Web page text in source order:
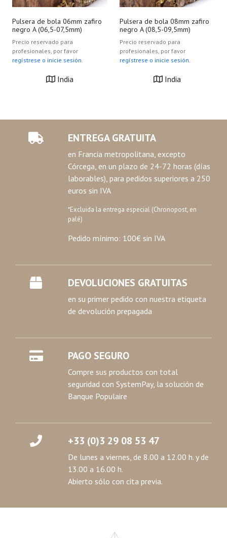
Pulsera de bola 06mm zafiro
negro A (06,5-07,5mm)
Precio reservado para
profesionales, por favor
regístrese o inicie sesión.
India
Pulsera de bola 08mm zafiro
negro A (08,5-09,5mm)
Precio reservado para
profesionales, por favor
regístrese o inicie sesión.
India
ENTREGA GRATUITA
en Francia metropolitana, excepto
Córcega, en un plazo de 24-72 horas (días
laborables), para pedidos superiores a 250
euros sin IVA
*Excluida la entrega especial (Chronopost, en
palé)
Pedido mínimo: 100€ sin IVA
DEVOLUCIONES GRATUITAS
en su primer pedido con nuestra etiqueta
de devolución prepagada
PAGO SEGURO
Compre sus productos con total
seguridad con SystemPay, la solución de
Banque Populaire
+33 (0)3 29 08 53 47
De lunes a viernes, de 8.00 a 12.00 h. y de
13.00 a 16.00 h.
Abierto sólo con cita previa.